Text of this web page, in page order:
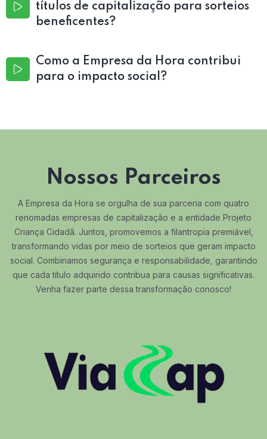
títulos de capitalização para sorteios
beneficentes?
Como a Empresa da Hora contribui
para o impacto social?
Nossos Parceiros
A Empresa da Hora se orgulha de sua parceria com quatro
renomadas empresas de capitalização e a entidade Projeto
Criança Cidadã. Juntos, promovemos a filantropia premiável,
transformando vidas por meio de sorteios que geram impacto
social. Combinamos segurança e responsabilidade, garantindo
que cada título adquirido contribua para causas significativas.
Venha fazer parte dessa transformação conosco!